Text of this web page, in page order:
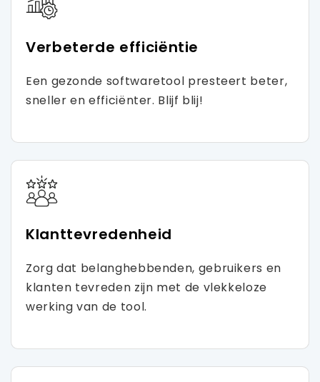
Verbeterde efficiëntie
Een gezonde softwaretool presteert beter,
sneller en efficiënter. Blijf blij!
Klanttevredenheid
Zorg dat belanghebbenden, gebruikers en
klanten tevreden zijn met de vlekkeloze
werking van de tool.